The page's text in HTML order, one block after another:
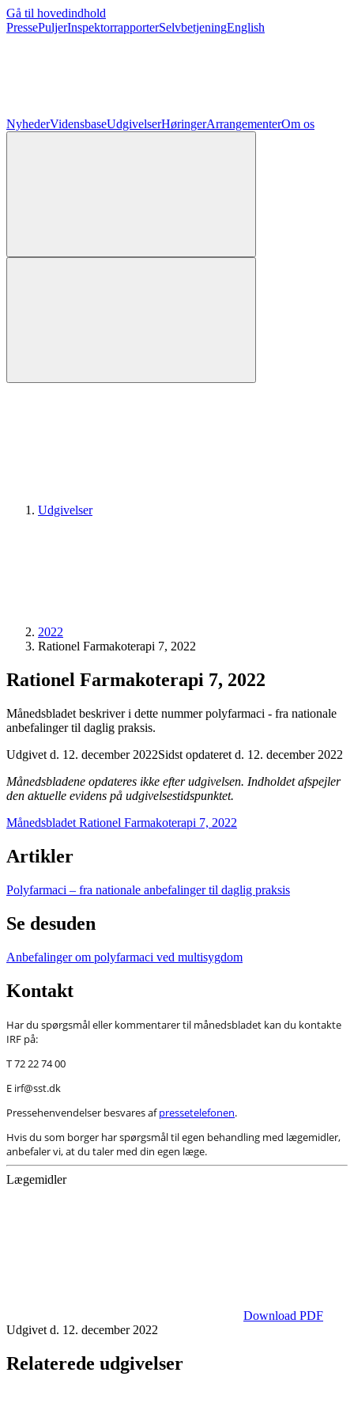
Gå til hovedindhold
PressePuljerInspektorrapporterSelvbetjeningEnglish
NyhederVidensbaseUdgivelserHøringerArrangementerOm os
Udgivelser
2022
Rationel Farmakoterapi 7, 2022
Rationel Farmakoterapi 7, 2022
Månedsbladet beskriver i dette nummer polyfarmaci - fra nationale
anbefalinger til daglig praksis.
Udgivet d. 12. december 2022Sidst opdateret d. 12. december 2022
Månedsbladene opdateres ikke efter udgivelsen. Indholdet afspejler
den aktuelle evidens på udgivelsestidspunktet.
Månedsbladet Rationel Farmakoterapi 7, 2022
Artikler
Polyfarmaci – fra nationale anbefalinger til daglig praksis
Se desuden
Anbefalinger om polyfarmaci ved multisygdom
Kontakt
Har du spørgsmål eller kommentarer til månedsbladet kan du kontakte
IRF på:
T 72 22 74 00
E irf@sst.dk
Pressehenvendelser besvares afpressetelefonen.
Hvis du som borger har spørgsmål til egen behandling med lægemidler,
anbefaler vi, at du taler med din egen læge.
Lægemidler
Download PDF
Udgivet d. 12. december 2022
Relaterede udgivelser